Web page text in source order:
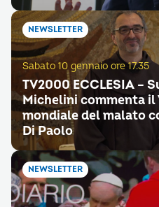
NEWSLETTER
Sabato 10 gennaio ore 17.35
TV2000 ECCLESIA –
Michelini commenta il
mondiale del malato
Di Paolo
NEWSLETTER